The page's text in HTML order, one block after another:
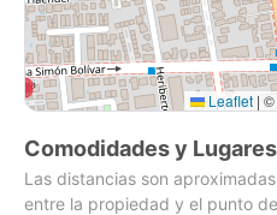
Leaflet | ©
Comodidades y
Las distancias son
entre la propiedad y el punto